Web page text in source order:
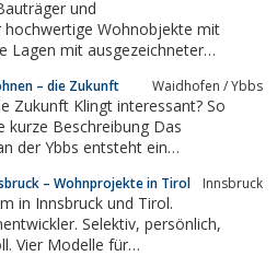
und
Wohnobjekte mit
Lagen mit ausgezeichneter
– die Zukunft Waidhofen / Ybbs
So
der Ybbs entsteht ein
– Wohnprojekte in Tirol Innsbruck
in Innsbruck und Tirol.
Selektiv, persönlich,
Vier Modelle für